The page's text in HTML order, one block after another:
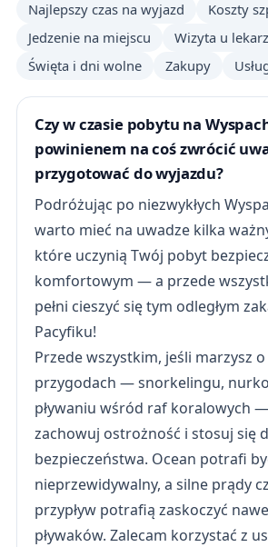
Najlepszy czas na wyjazd
Koszty
Jedzenie na miejscu
Wizyta u
Święta i dni wolne
Zakupy
Czy w czasie pobytu na
powinienem na coś zwrócić
przygotować do wyjazdu?
Podróżując po niezwykłych
warto mieć na uwadze kilka
które uczynią Twój pobyt
komfortowym — a przede
pełni cieszyć się tym odległym
Pacyfiku!
Przede wszystkim, jeśli marzysz
przygodach — snorkelingu,
pływaniu wśród raf koralowych
zachowuj ostrożność i stosuj się
bezpieczeństwa. Ocean potrafi
nieprzewidywalny, a silne prądy
przypływ potrafią zaskoczyć
pływaków. Zalecam korzystać z